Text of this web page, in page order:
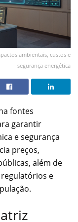
ambientais, custos e
segurança energética
fontes
garantir
e segurança
preços,
além de
e